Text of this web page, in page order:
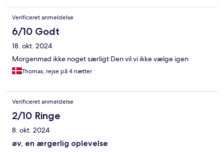
Verificeret anmeldelse
6/10 Godt
18. okt. 2024
Morgenmad ikke noget særligt Den vil vi ikke vælge igen
Thomas, rejse på 4 nætter
Verificeret anmeldelse
2/10 Ringe
8. okt. 2024
øv, en ærgerlig oplevelse